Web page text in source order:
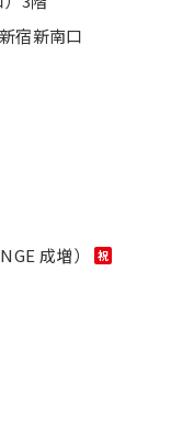
新宿新南口
成増） 祝